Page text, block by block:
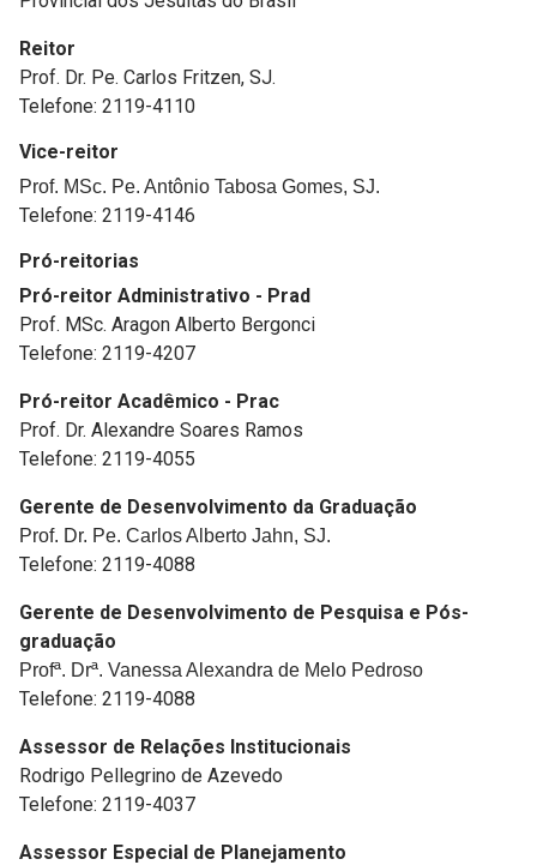
Reitor
Prof. Dr. Pe. Carlos Fritzen, SJ.
Telefone: 2119-4110
Vice-reitor
Prof. MSc. Pe. Antônio Tabosa Gomes, SJ.
Telefone: 2119-4146
Pró-reitorias
Pró-reitor Administrativo - Prad
Prof. MSc. Aragon Alberto Bergonci
Telefone: 2119-4207
Pró-reitor Acadêmico - Prac
Prof. Dr. Alexandre Soares Ramos
Telefone: 2119-4055
Gerente de Desenvolvimento da Graduação
Prof. Dr. Pe. Carlos Alberto Jahn, SJ.
Telefone: 2119-4088
Gerente de Desenvolvimento de Pesquisa e Pós-
graduação
Profª. Drª. Vanessa Alexandra de Melo Pedroso
Telefone: 2119-4088
Assessor de Relações Institucionais
Rodrigo Pellegrino de Azevedo
Telefone: 2119-4037
Assessor Especial de Planejamento